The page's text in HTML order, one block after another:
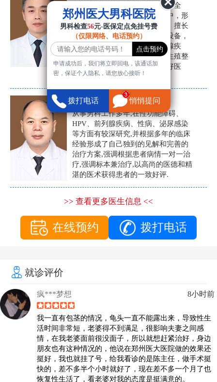
础，诊断治疗和临床操作，技术全
面。在男科疾病的诊断和诊疗中，形
成了一套独具特色的诊疗方案。擅长
运用国内外先进的医学技术和设备，
科学诊疗各类阳痿早泄、前列腺疾
病、射精障碍、性病、HPV、生殖整
形等疾病，是患者非常信赖的好医
生。
张营富
男科主任
从事男科工作多年,在性功能障碍、
HPV、前列腺疾病、性病、泌尿感染
等方面有较深研究,并根据多年的临床
经验形成了自己独到的见解和完善的
治疗方案,强调根据患者病情一对一治
疗,强调标本兼治疗,以高尚的医德和精
湛的医术获得患者的一致好评.
>> 查看更多医生信息 <<
在线预约 拨打电话
就诊评价
疯***梦想 8小时前
我一直有包茎的情况，龟头一直不能露出来，导致性生
活时间非常短，老婆得不到满足，很影响夫妻之间感
情，在我老婆面前很没面子，所以就想赶紧治好，身边
朋友也有这种情况的，他说在郑州医大医院做的效果还
挺好，我也就挂了号，给我看诊的是陈主任，做手术挺
快的，差不多半个小时就好了，现在差不多一个月了也
恢复性生活了，看老婆对我的态度是挺满意的。
郑州医大男科医院
男科检查56元-医保定点免挂号费
（仅限网络、电话预约）
申请成功后，我们将立即回电，该通话加
密，保证个人隐私，请您放心接听！
拨打电话 悄悄提问